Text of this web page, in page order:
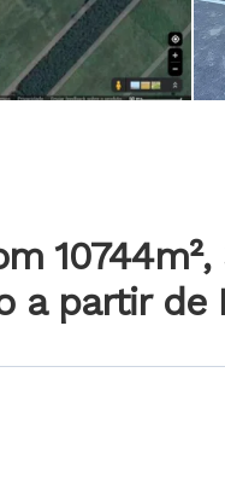
a partir de